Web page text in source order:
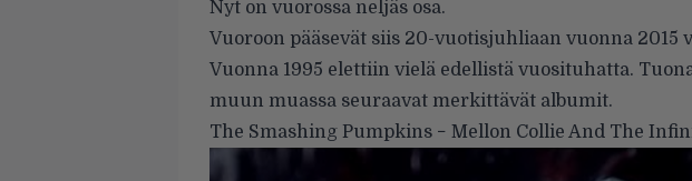
Nyt on vuorossa neljäs osa.
Vuoroon pääsevät siis 20-vuotisjuhliaan vuonna 2015
Vuonna 1995 elettiin vielä edellistä vuosituhatta.
muun muassa seuraavat merkittävät albumit.
The Smashing Pumpkins − Mellon Collie And The